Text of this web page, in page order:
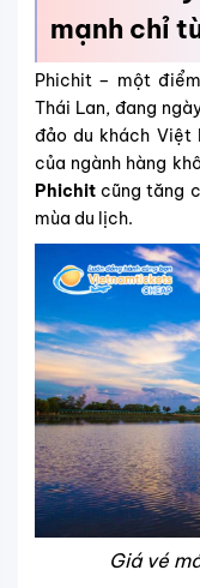
mạnh chỉ
Phichit – một
Thái Lan, đang
đảo du khách Việt
của ngành hàng
Phichitcũng tăng
mùa du lịch.
Giá vé